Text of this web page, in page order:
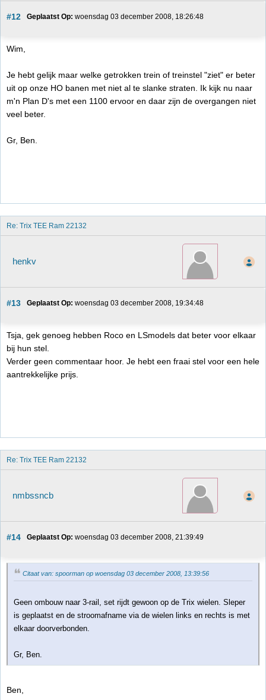
#12 Geplaatst Op: woensdag 03 december 2008, 18:26:48
Wim,
Je hebt gelijk maar welke getrokken trein of treinstel "ziet" er beter
uit op onze HO banen met niet al te slanke straten. Ik kijk nu naar
m'n Plan D's met een 1100 ervoor en daar zijn de overgangen niet
veel beter.
Gr, Ben.
Re: Trix TEE Ram 22132
henkv
#13 Geplaatst Op: woensdag 03 december 2008, 19:34:48
Tsja, gek genoeg hebben Roco en LSmodels dat beter voor elkaar
bij hun stel.
Verder geen commentaar hoor. Je hebt een fraai stel voor een hele
aantrekkelijke prijs.
Re: Trix TEE Ram 22132
nmbssncb
#14 Geplaatst Op: woensdag 03 december 2008, 21:39:49
Citaat van: spoorman op woensdag 03 december 2008, 13:39:56
Geen ombouw naar 3-rail, set rijdt gewoon op de Trix wielen. Sleper
is geplaatst en de stroomafname via de wielen links en rechts is met
elkaar doorverbonden.
Gr, Ben.
Ben,